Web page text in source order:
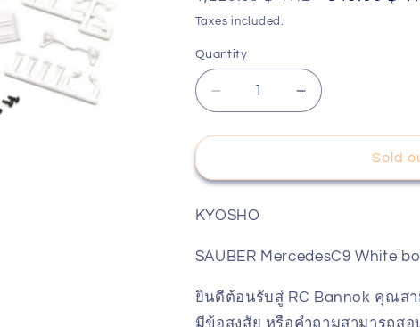
price
Taxes included.
Quantity
Decrease
quantity
for
SAUBER
White
set(w/Wheel
Increase
quantity
for
KYOSHO
SAUBER
set(w/Wheel
Sold
KYOSHO
SAUBER MercedesC9 White
ยินดีต้อนรับสู่ RC Bannok คุณส
มีข้อสงสัย หรือคำถามสามารถสอ